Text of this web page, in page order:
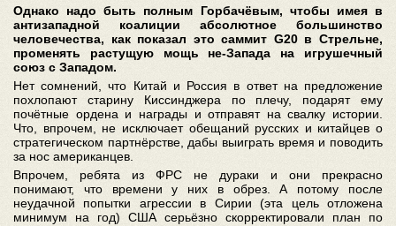
Однако надо быть полным Горбачёвым, чтобы имея в
антизападной коалиции абсолютное большинство
человечества, как показал это саммит G20 в Стрельне,
променять растущую мощь не-Запада на игрушечный
союз с Западом.
Нет сомнений, что Китай и Россия в ответ на предложение
похлопают старину Киссинджера по плечу, подарят ему
почётные ордена и награды и отправят на свалку истории.
Что, впрочем, не исключает обещаний русских и китайцев о
стратегическом партнёрстве, дабы выиграть время и поводить
за нос американцев.
Впрочем, ребята из ФРС не дураки и они прекрасно
понимают, что времени у них в обрез. А потому после
неудачной попытки агрессии в Сирии (эта цель отложена
минимум на год) США серьёзно скорректировали план по